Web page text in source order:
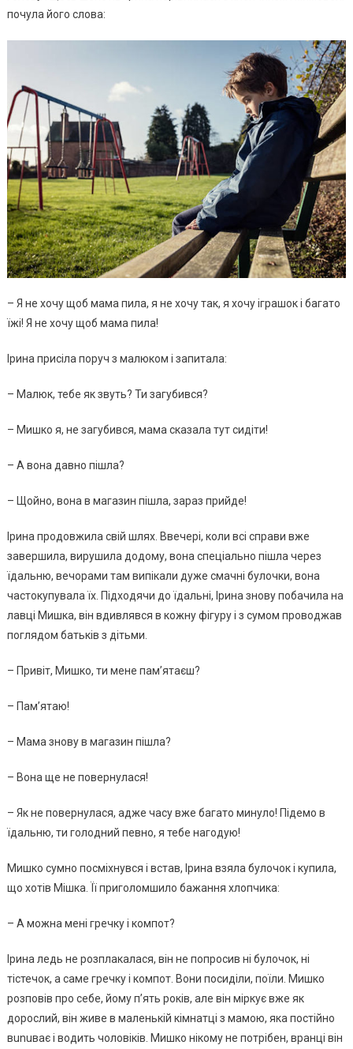
почула його слова:
– Я не хочу щоб мама пила, я не хочу так, я хочу іграшок і багато
їжі! Я не хочу щоб мама пила!
Ірина присіла поруч з малюком і запитала:
– Малюк, тебе як звуть? Ти загубився?
– Мишко я, не загубився, мама сказала тут сидіти!
– А вона давно пішла?
– Щойно, вона в магазин пішла, зараз прийде!
Ірина продовжила свій шлях. Ввечері, коли всі справи вже
завершила, вирушила додому, вона спеціально пішла через
їдальню, вечорами там випікали дуже смачні булочки, вона
частокупувала їх. Підходячи до їдальні, Ірина знову побачила на
лавці Мишка, він вдивлявся в кожну фігуру і з сумом проводжав
поглядом батьків з дітьми.
– Привіт, Мишко, ти мене пам’ятаєш?
– Пам’ятаю!
– Мама знову в магазин пішла?
– Вона ще не повернулася!
– Як не повернулася, адже часу вже багато минуло! Підемо в
їдальню, ти голодний певно, я тебе нагодую!
Мишко сумно посміхнувся і встав, Ірина взяла булочок і купила,
що хотів Мішка. Її приголомшило бажання хлопчика:
– А можна мені гречку і компот?
Ірина ледь не розплакалася, він не попросив ні булочок, ні
тістечок, а саме гречку і компот. Вони посиділи, поїли. Мишко
розповів про себе, йому п’ять років, але він міркує вже як
дорослий, він живе в маленькій кімнатці з мамою, яка постійно
вunuває і водить чоловіків. Мишкo нікому не потрібен, вранці він